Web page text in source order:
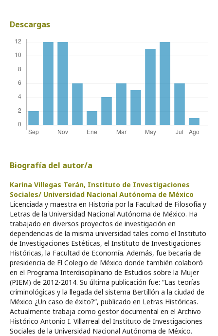
Descargas
Biografía del autor/a
Karina Villegas Terán, Instituto de Investigaciones
Sociales/ Universidad Nacional Autónoma de México
Licenciada y maestra en Historia por la Facultad de Filosofía y
Letras de la Universidad Nacional Autónoma de México. Ha
trabajado en diversos proyectos de investigación en
dependencias de la misma universidad tales como el Instituto
de Investigaciones Estéticas, el Instituto de Investigaciones
Históricas, la Facultad de Economía. Además, fue becaria de
presidencia de El Colegio de México donde también colaboró
en el Programa Interdisciplinario de Estudios sobre la Mujer
(PIEM) de 2012-2014. Su última publicación fue: “Las teorías
criminológicas y la llegada del sistema Bertillón a la ciudad de
México ¿Un caso de éxito?”, publicado en Letras Históricas.
Actualmente trabaja como gestor documental en el Archivo
Histórico Antonio I. Villarreal del Instituto de Investigaciones
Sociales de la Universidad Nacional Autónoma de México.